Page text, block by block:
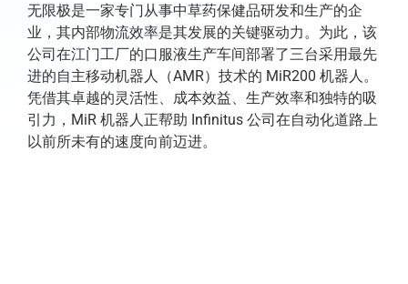
无限极是一家专门从事中草药保健品研发和生产的企
业，其内部物流效率是其发展的关键驱动力。为此，该
公司在江门工厂的口服液生产车间部署了三台采用最先
进的自主移动机器人（AMR）技术的 MiR200 机器人。
凭借其卓越的灵活性、成本效益、生产效率和独特的吸
引力，MiR 机器人正帮助 Infinitus 公司在自动化道路上
以前所未有的速度向前迈进。